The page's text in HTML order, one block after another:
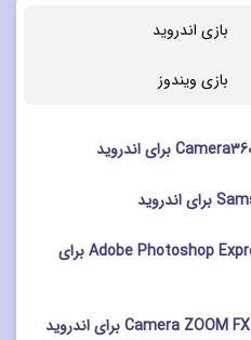
بازی اندروید
بازی ویندوز
دانلود برنامه ویرایشگر تصویر Adobe Photoshop Express برای